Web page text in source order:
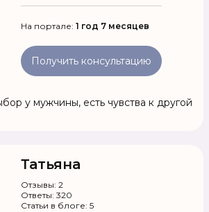
На портале: 1 год 7 месяцев
Получить консультацию
у мужчины, есть чувства к другой
Татьяна
Отзывы: 2
Ответы: 320
Статьи в блоге: 5